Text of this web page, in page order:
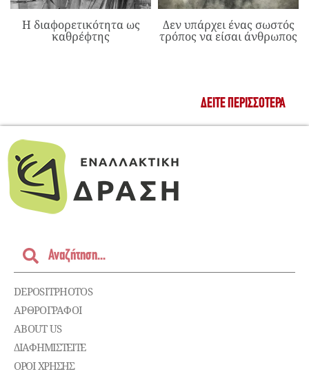
Η διαφορετικότητα ως
καθρέφτης
Δεν υπάρχει ένας σωστός
τρόπος να είσαι άνθρωπος
ΔΕΊΤΕ ΠΕΡΙΣΣΌΤΕΡΑ
DEPOSITPHOTOS
ΑΡΘΡΟΓΡΑΦΟΙ
ABOUT US
ΔΙΑΦΗΜΙΣΤΕΊΤΕ
ΌΡΟΙ ΧΡΉΣΗΣ